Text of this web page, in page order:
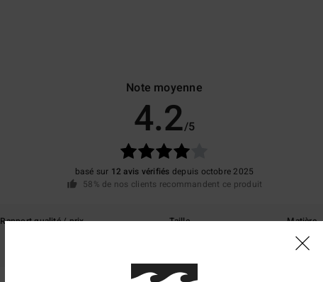
Note moyenne
4.2/5
basé sur 12 avis vérifiés depuis octobre 2025
58% de nos clients recommandent ce produit
Rapport qualité / prix
Taille
Matière
4.6